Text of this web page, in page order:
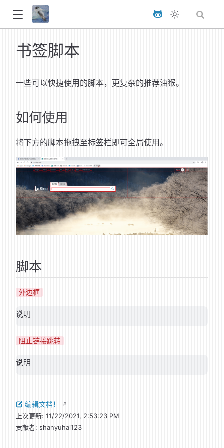
书签脚本
一些可以快捷使用的脚本，更复杂的推荐油猴。
如何使用
将下方的脚本拖拽至标签栏即可全局使用。
脚本
外边框
说明
阻止链接跳转
说明
编辑文档！
上次更新: 11/22/2021, 2:53:23 PM
贡献者: shanyuhai123